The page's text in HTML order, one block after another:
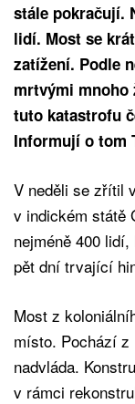
stále pokračují.
lidí. Most se
zatížení. Podle
mrtvými mnoho
tuto katastrofu
Informují o tom
V neděli se zřítil
v indickém státě
nejméně 400
pět dní trvající
Most z
místo. Pochází
nadvláda.
v rámci